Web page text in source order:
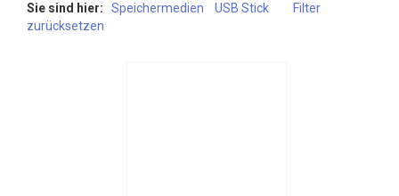
Sie sind hier: Speichermedien USB Stick
Filter
zurücksetzen